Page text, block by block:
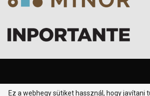
Ez a webhegy sütiket hassznál, hogy javítani